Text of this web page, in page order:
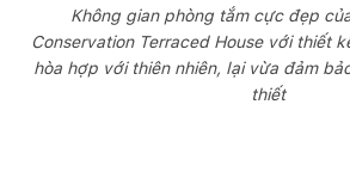
Không gian phòng tắm cực đẹp
Conservation Terraced House với thiết
hòa hợp với thiên nhiên, lại vừa đảm
thiết